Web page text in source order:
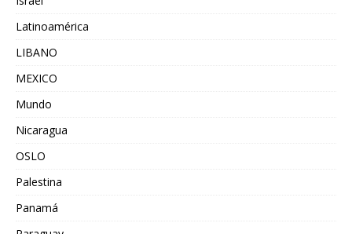
Latinoamérica
LIBANO
MEXICO
Mundo
Nicaragua
OSLO
Palestina
Panamá